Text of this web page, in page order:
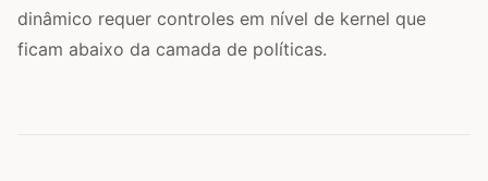
dinâmico requer controles em nível de kernel que
ficam abaixo da camada de políticas.